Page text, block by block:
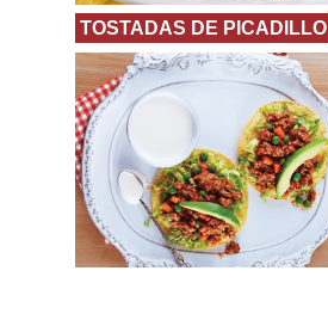
TOSTADAS DE PICADILLO